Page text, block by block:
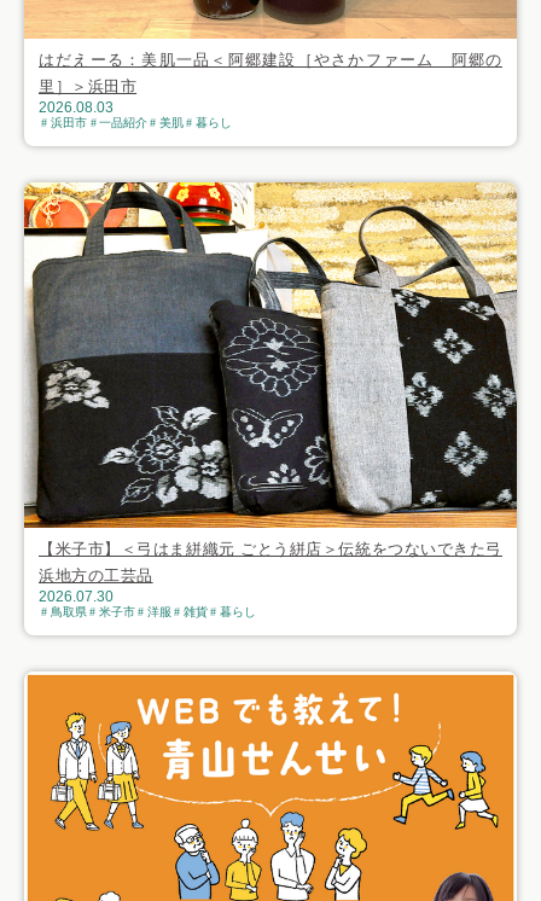
はだえーる：美肌一品＜阿郷建設［やさかファーム 阿郷の
里］＞浜田市
2026.08.03
浜田市 一品紹介 美肌 暮らし
【米子市】＜弓はま絣織元 ごとう絣店＞伝統をつないできた弓
浜地方の工芸品
2026.07.30
鳥取県 米子市 洋服 雑貨 暮らし